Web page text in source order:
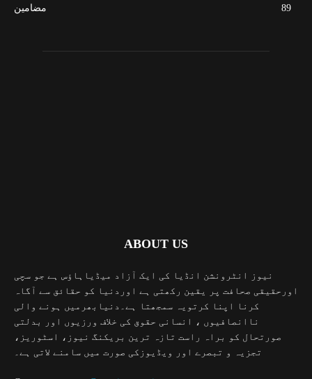
مضامین
89
ABOUT US
نیوز انٹرونشن انڈیا کی ایک آزاد میڈیاہاؤس ہے جو سچی
اورحقیقی صحافت پر یقین رکھتی ہے اوردنیا کو حقائق سے آگاہ
کرنا اپنا کرتویہ سمجھتا ہے۔دنیابھرمیں ہونے والی
ناانصافیوں ، انسانی حقوق کی خلاف ورزیوں اور بدلتی
صورتحال کو براہ راست تازہ ترین بریکنگ نیوز، اسٹوریز،
تجزیہ و تبصرے اور ویڈیوزکی صورت میں سامنے لاتی ہے۔